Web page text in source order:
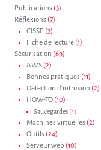
Publications (3)
Réflexions (7)
CISSP (3)
Fiche de lecture (1)
Sécurisation (69)
AWS (2)
Bonnes pratiques (11)
Détection d'intrusion (2)
HOW-TO (10)
Sauvegardes (4)
Machines virtuelles (2)
Outils (24)
Serveur web (10)